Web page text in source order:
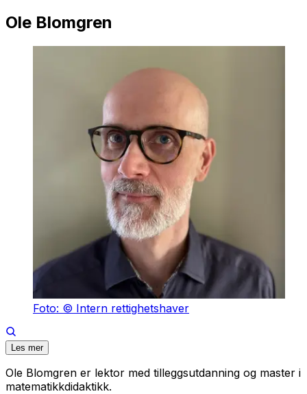
Ole Blomgren
Foto: © Intern rettighetshaver
Les mer
Ole Blomgren er lektor med tilleggsutdanning og master i
matematikkdidaktikk.